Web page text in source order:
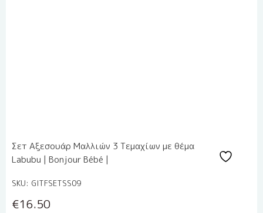
Σετ Αξεσουάρ Μαλλιών 3 Τεμαχίων με θέμα
Labubu | Bonjour Bébé |
SKU: GITFSETSS09
€16.50